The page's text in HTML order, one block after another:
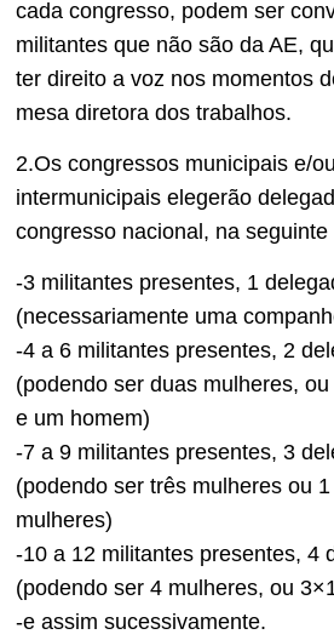
cada congresso, podem ser
militantes que não são da AE,
ter direito a voz nos momentos
mesa diretora dos trabalhos.
2.Os congressos municipais e/ou
intermunicipais elegerão
congresso nacional, na seguinte
-3 militantes presentes, 1
(necessariamente uma
-4 a 6 militantes presentes, 2
(podendo ser duas mulheres,
e um homem)
-7 a 9 militantes presentes, 3
(podendo ser três mulheres ou
mulheres)
-10 a 12 militantes presentes, 4
(podendo ser 4 mulheres, ou
-e assim sucessivamente.